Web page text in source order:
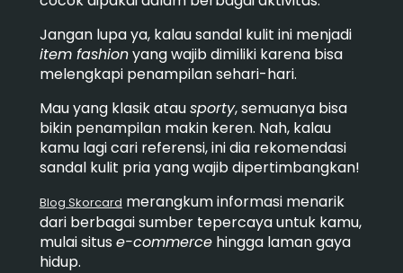
Jangan lupa ya, kalau sandal kulit ini menjadi
item fashionyang wajib dimiliki karena bisa
melengkapi penampilan sehari-hari.
Mau yang klasik atausporty, semuanya bisa
bikin penampilan makin keren. Nah, kalau
kamu lagi cari referensi, ini dia rekomendasi
sandal kulit pria yang wajib dipertimbangkan!
Blog Skorcard merangkum informasi menarik
dari berbagai sumber tepercaya untuk kamu,
mulai situs e-commercehingga laman gaya
hidup.